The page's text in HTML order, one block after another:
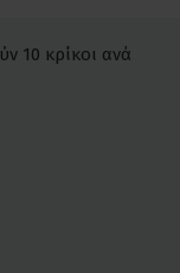
10 κρίκοι ανά